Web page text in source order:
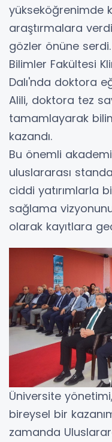
yükseköğrenimde
araştırmalara
gözler önüne
Bilimler Fakültesi
Dalı'nda doktora
Alili, doktora tez
tamamlayarak
kazandı.
Bu önemli
uluslararası
ciddi yatırımlarla
sağlama
olarak kayıtlara
Üniversite
bireysel bir
zamanda